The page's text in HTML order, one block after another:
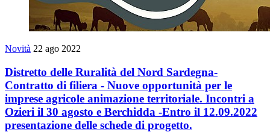
Novità 22 ago 2022
Distretto delle Ruralità del Nord Sardegna-
Contratto di filiera - Nuove opportunità per le
imprese agricole animazione territoriale. Incontri a
Ozieri il 30 agosto e Berchidda -Entro il 12.09.2022
presentazione delle schede di progetto.